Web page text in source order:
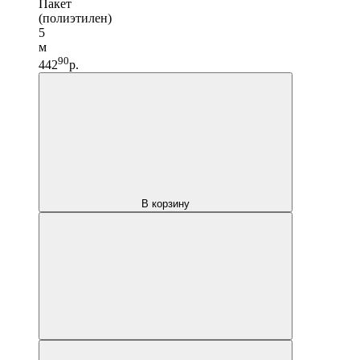
Пакет
(полиэтилен)
5
м
44290р.
В корзину